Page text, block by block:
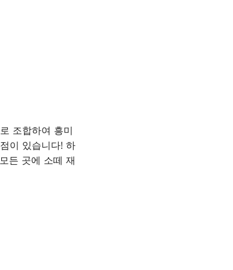
조합하여 흥미
이 있습니다! 하
든 곳에 소떼 재